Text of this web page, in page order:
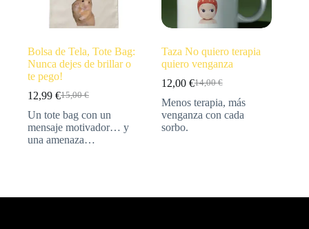
Bolsa de Tela, Tote Bag:
Nunca dejes de brillar o
te pego!
15,00€
12,99 €
Un tote bag con un
mensaje motivador… y
una amenaza…
Taza No quiero terapia
quiero venganza
14,00€
12,00 €
Menos terapia, más
venganza con cada
sorbo.